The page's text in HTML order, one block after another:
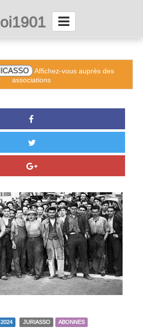
Affichez-vous auprès des
associations
JURIASSO ABONNES